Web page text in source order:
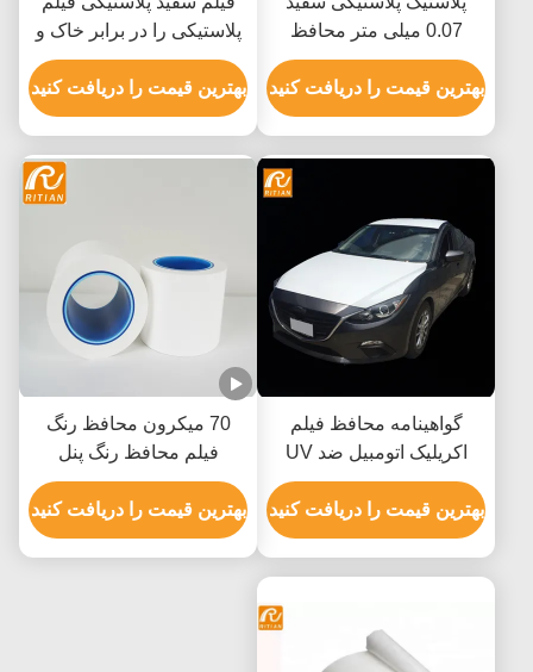
0.07 میلی متر محافظ
خودرو برای حمل و نقل
خودرو
بهترین قیمت را دریافت کنید
پلاستیکی را در برابر خاک و
آسیب در حین ذخیره سازی
می پیچد
بهترین قیمت را دریافت کنید
گواهینامه محافظ فیلم
اکریلیک اتومبیل ضد UV
ROHS SGS
بهترین قیمت را دریافت کنید
70 میکرون محافظ رنگ
فیلم محافظ رنگ پنل
آلومینیومی پنل محافظ
بهترین قیمت را دریافت کنید